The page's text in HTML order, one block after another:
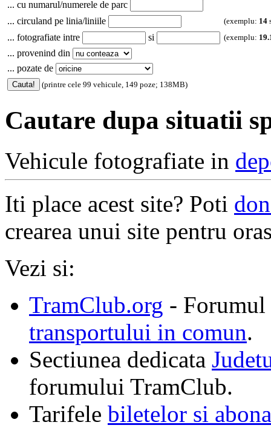
... cu numarul/numerele de parc
... circuland pe linia/liniile
(exemplu: 14
... fotografiate intre si (exemplu:
... provenind din
... pozate de
(printre cele 99 vehicule, 149 poze; 138MB)
Cautare dupa situatii
Vehicule fotografiate in
Iti place acest site? Poti
crearea unui site pentru
Vezi si:
TramClub.org -
transportului in comun.
Sectiunea dedicata
forumului TramClub.
Tarifele biletelor si